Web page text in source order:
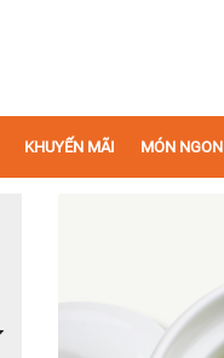
KHUYẾN MÃI MÓN NGON